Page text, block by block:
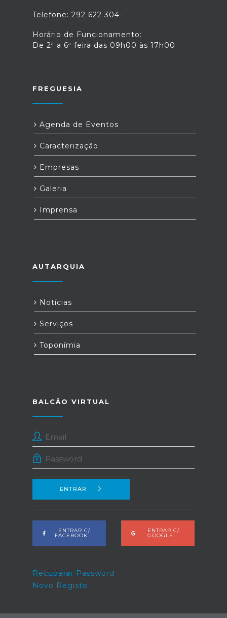
Telefone: 292 622 304
Horário de Funcionamento:
De 2ª a 6ª feira das 09h00 às 17h00
FREGUESIA
Agenda de Eventos
Caracterização
Empresas
Galeria
Imprensa
AUTARQUIA
Notícias
Serviços
Toponímia
BALCÃO VIRTUAL
ENTRAR
ENTRAR C/
FACEBOOK
ENTRAR C/
GOOGLE
Recuperar Password
Novo Registo